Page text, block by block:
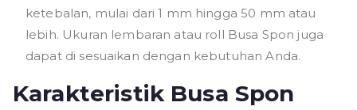
ketebalan, mulai dari 1 mm hingga 50 mm atau
lebih. Ukuran lembaran atau roll Busa Spon juga
dapat di sesuaikan dengan kebutuhan Anda.
Karakteristik Busa Spon